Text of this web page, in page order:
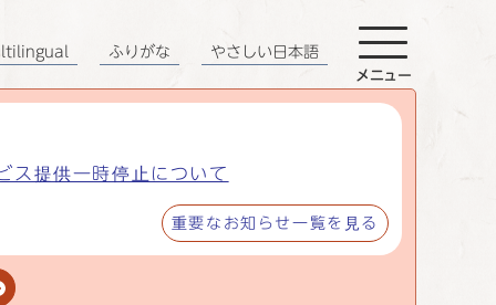
ス提供一時停止について
重要なお知らせ一覧を見る
ふりがな やさしい日本語
メニュー